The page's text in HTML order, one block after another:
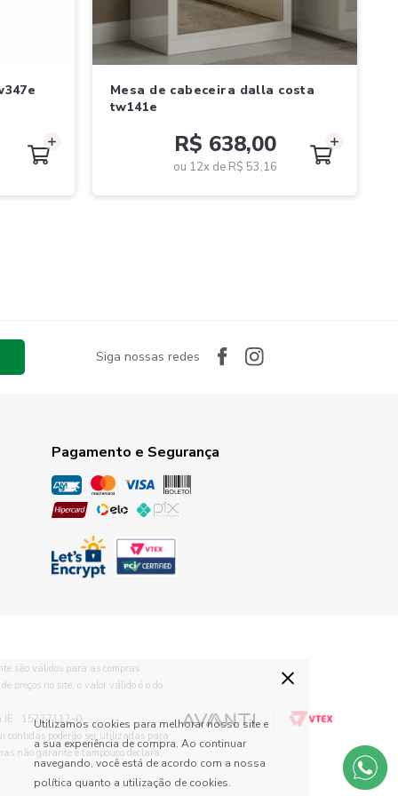
mesa de cabeceira dalla costa
tw141e
R$ 638,00
ou 12x de R$ 53,16
Siga nossas redes
Pagamento e Segurança
são válidos para as compras
preços no site, o valor válido é o do
: 15227112-0
contidas poderão ser utilizadas para
não garante e tampouco declara,
×
Utilizamos cookies para melhorar nosso site e
a sua experiência de compra. Ao continuar
navegando, você está de acordo com a nossa
política quanto a utilização de cookies.